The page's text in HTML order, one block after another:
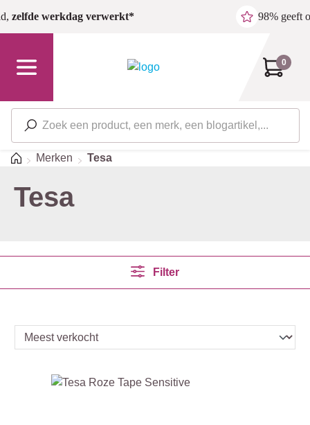
Ga naar de hoofdinhoud
zelfde werkdag verwerkt* 98% geeft
0
HomeMerken Tesa
Tesa
Filter